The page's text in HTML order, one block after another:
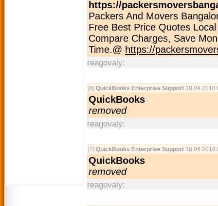
https://
Packers And Movers
Free Best Price Quotes
Compare Charges, Save
Time.@ https://
reagovaly:
[8] QuickBooks Enterprise Support 30.04.2018
QuickBooks
removed
reagovaly:
[7] QuickBooks Enterprise Support 30.04.2018
QuickBooks
removed
reagovaly: